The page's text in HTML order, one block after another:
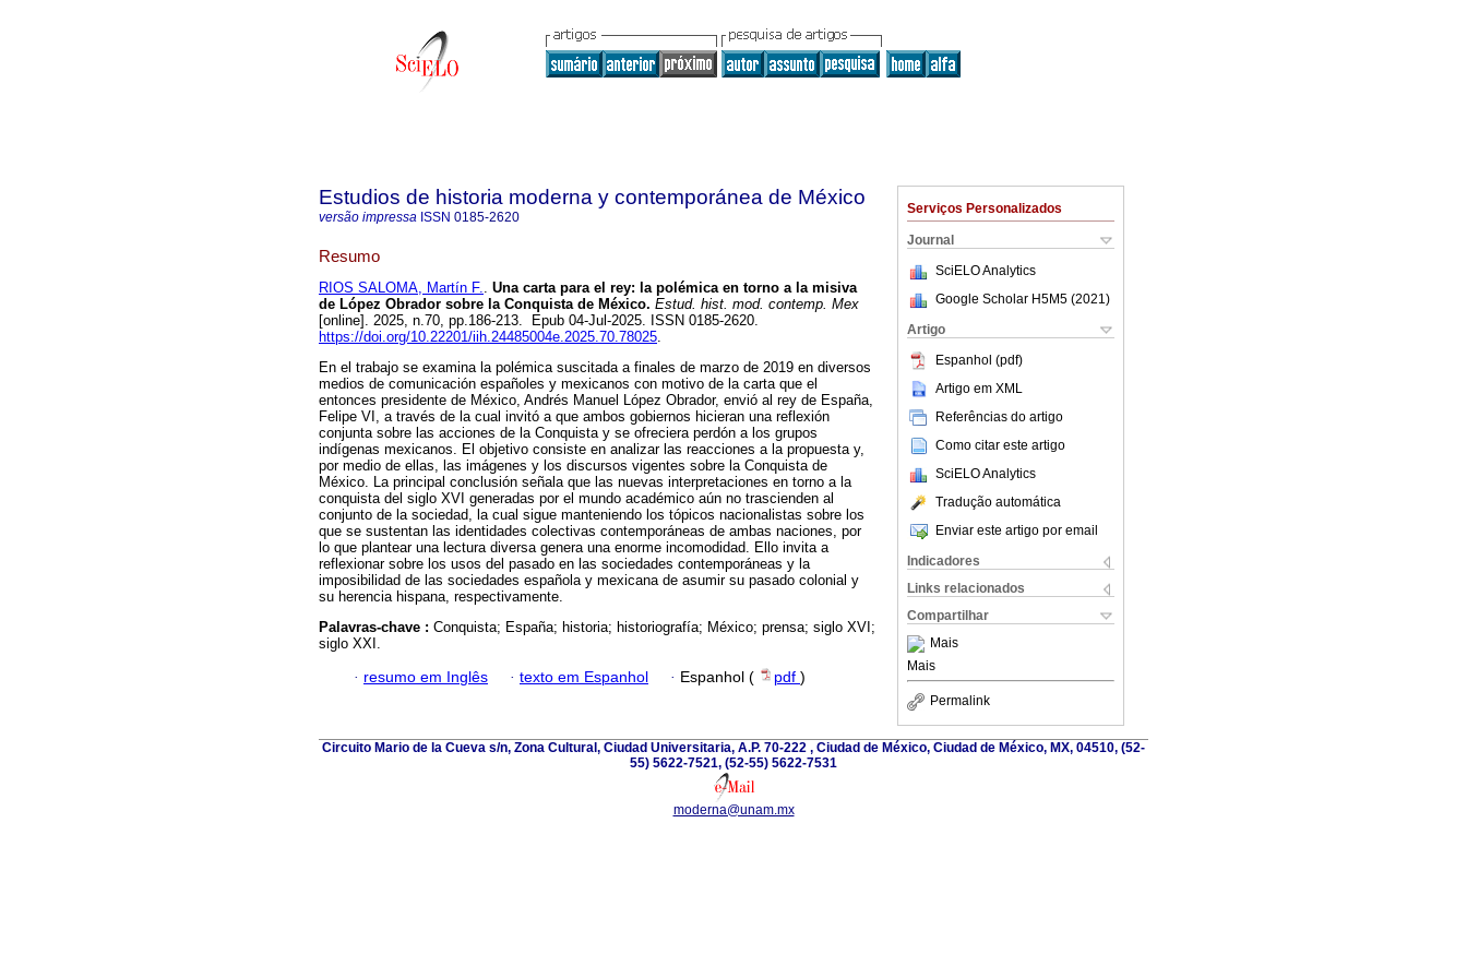
Serviços Personalizados
Journal
SciELO Analytics
Google Scholar H5M5 (2021 )
Artigo
Espanhol (pdf)
Artigo em XML
Referências do artigo
Como citar este artigo
SciELO Analytics
Tradução automática
Enviar este artigo por email
Indicadores
Links relacionados
Compartilhar
Mais
Mais
Permalink
Estudios de historia moderna y contemporánea de México
versão impressa ISSN 0185-2620
Resumo
RIOS SALOMA, Martín F.. Una carta para el rey: la polémica en torno a la misiva
de López Obrador sobre la Conquista de México. Estud. hist. mod. contemp. Mex
[online]. 2025, n.70, pp.186-213. Epub 04-Jul-2025. ISSN 0185-2620.
https://doi.org/10.22201/iih.24485004e.2025.70.78025.
En el trabajo se examina la polémica suscitada a finales de marzo de 2019 en diversos
medios de comunicación españoles y mexicanos con motivo de la carta que el
entonces presidente de México, Andrés Manuel López Obrador, envió al rey de España,
Felipe VI, a través de la cual invitó a que ambos gobiernos hicieran una reflexión
conjunta sobre las acciones de la Conquista y se ofreciera perdón a los grupos
indígenas mexicanos. El objetivo consiste en analizar las reacciones a la propuesta y,
por medio de ellas, las imágenes y los discursos vigentes sobre la Conquista de
México. La principal conclusión señala que las nuevas interpretaciones en torno a la
conquista del siglo XVI generadas por el mundo académico aún no trascienden al
conjunto de la sociedad, la cual sigue manteniendo los tópicos nacionalistas sobre los
que se sustentan las identidades colectivas contemporáneas de ambas naciones, por
lo que plantear una lectura diversa genera una enorme incomodidad. Ello invita a
reflexionar sobre los usos del pasado en las sociedades contemporáneas y la
imposibilidad de las sociedades española y mexicana de asumir su pasado colonial y
su herencia hispana, respectivamente.
Palavras-chave : Conquista; España; historia; historiografía; México; prensa; siglo XVI;
siglo XXI.
· resumo em Inglês · texto em Espanhol · Espanhol ( pdf )
Circuito Mario de la Cueva s/n, Zona Cultural, Ciudad Universitaria, A.P. 70-222 , Ciudad de México, Ciudad de México, MX, 04510, (52-
55) 5622-7521, (52-55) 5622-7531
moderna@unam.mx